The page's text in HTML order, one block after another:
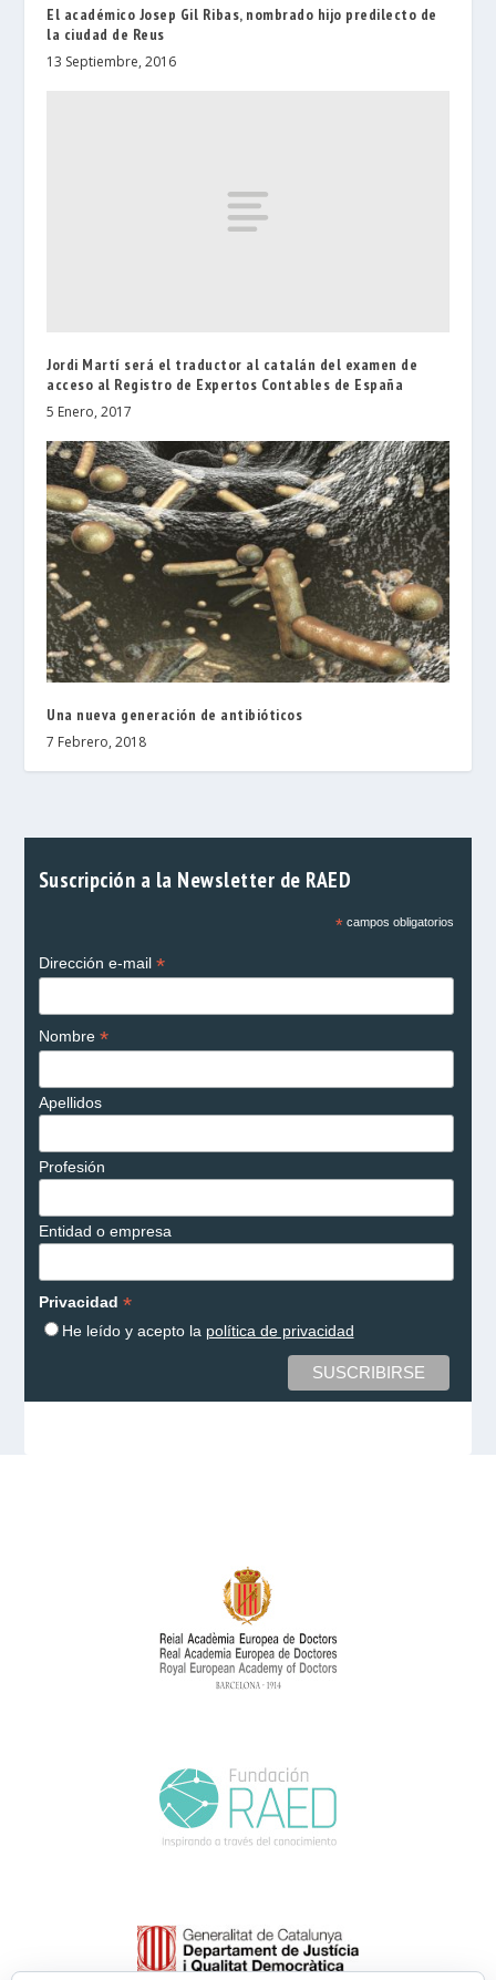
El académico Josep Gil Ribas, nombrado hijo predilecto de
la ciudad de Reus
13 Septiembre, 2016
Jordi Martí será el traductor al catalán del examen de
acceso al Registro de Expertos Contables de España
5 Enero, 2017
Una nueva generación de antibióticos
7 Febrero, 2018
Suscripción a la Newsletter de RAED
*campos obligatorios
Dirección e-mail *
Nombre *
Apellidos
Profesión
Entidad o empresa
Privacidad *
He leído y acepto la política de privacidad